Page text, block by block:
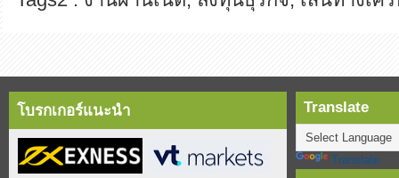
โบรกเกอร์แนะนำ Translate
Translate